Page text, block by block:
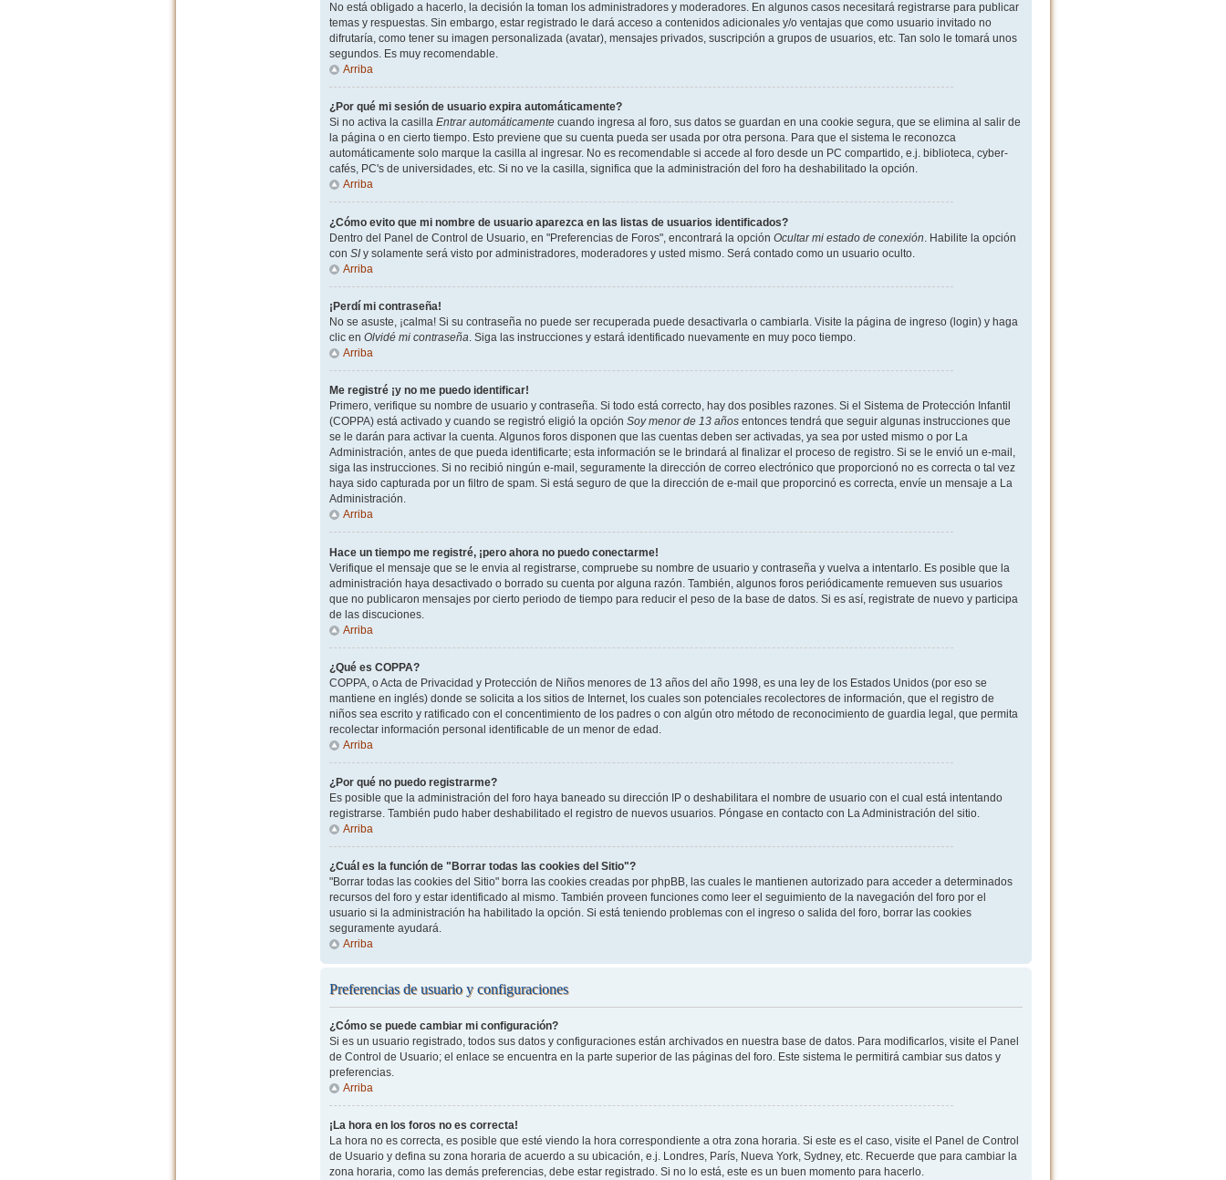
No está obligado a hacerlo, la decisión la toman los administradores y moderadores. En algunos casos necesitará registrarse para publicar
temas y respuestas. Sin embargo, estar registrado le dará acceso a contenidos adicionales y/o ventajas que como usuario invitado no
difrutaría, como tener su imagen personalizada (avatar), mensajes privados, suscripción a grupos de usuarios, etc. Tan solo le tomará unos
segundos. Es muy recomendable.
Arriba
¿Por qué mi sesión de usuario expira automáticamente?
Si no activa la casilla Entrar automáticamentecuando ingresa al foro, sus datos se guardan en una cookie segura, que se elimina al salir de
la página o en cierto tiempo. Esto previene que su cuenta pueda ser usada por otra persona. Para que el sistema le reconozca
automáticamente solo marque la casilla al ingresar. No es recomendable si accede al foro desde un PC compartido, e.j. biblioteca, cyber-
cafés, PC's de universidades, etc. Si no ve la casilla, significa que la administración del foro ha deshabilitado la opción.
Arriba
¿Cómo evito que mi nombre de usuario aparezca en las listas de usuarios identificados?
Dentro del Panel de Control de Usuario, en "Preferencias de Foros", encontrará la opción Ocultar mi estado de conexión . Habilite la opción
con SIy solamente será visto por administradores, moderadores y usted mismo. Será contado como un usuario oculto.
Arriba
¡Perdí mi contraseña!
No se asuste, ¡calma! Si su contraseña no puede ser recuperada puede desactivarla o cambiarla. Visite la página de ingreso (login) y haga
clic en Olvidé mi contraseña. Siga las instrucciones y estará identificado nuevamente en muy poco tiempo.
Arriba
Me registré ¡y no me puedo identificar!
Primero, verifique su nombre de usuario y contraseña. Si todo está correcto, hay dos posibles razones. Si el Sistema de Protección Infantil
(COPPA) está activado y cuando se registró eligió la opción Soy menor de 13 añosentonces tendrá que seguir algunas instrucciones que
se le darán para activar la cuenta. Algunos foros disponen que las cuentas deben ser activadas, ya sea por usted mismo o por La
Administración, antes de que pueda identificarte; esta información se le brindará al finalizar el proceso de registro. Si se le envió un e-mail,
siga las instrucciones. Si no recibió ningún e-mail, seguramente la dirección de correo electrónico que proporcionó no es correcta o tal vez
haya sido capturada por un filtro de spam. Si está seguro de que la dirección de e-mail que proporcinó es correcta, envíe un mensaje a La
Administración.
Arriba
Hace un tiempo me registré, ¡pero ahora no puedo conectarme!
Verifique el mensaje que se le envia al registrarse, compruebe su nombre de usuario y contraseña y vuelva a intentarlo. Es posible que la
administración haya desactivado o borrado su cuenta por alguna razón. También, algunos foros periódicamente remueven sus usuarios
que no publicaron mensajes por cierto periodo de tiempo para reducir el peso de la base de datos. Si es así, registrate de nuevo y participa
de las discuciones.
Arriba
¿Qué es COPPA?
COPPA, o Acta de Privacidad y Protección de Niños menores de 13 años del año 1998, es una ley de los Estados Unidos (por eso se
mantiene en inglés) donde se solicita a los sitios de Internet, los cuales son potenciales recolectores de información, que el registro de
niños sea escrito y ratificado con el concentimiento de los padres o con algún otro método de reconocimiento de guardia legal, que permita
recolectar información personal identificable de un menor de edad.
Arriba
¿Por qué no puedo registrarme?
Es posible que la administración del foro haya baneado su dirección IP o deshabilitara el nombre de usuario con el cual está intentando
registrarse. También pudo haber deshabilitado el registro de nuevos usuarios. Póngase en contacto con La Administración del sitio.
Arriba
¿Cuál es la función de "Borrar todas las cookies del Sitio"?
"Borrar todas las cookies del Sitio" borra las cookies creadas por phpBB, las cuales le mantienen autorizado para acceder a determinados
recursos del foro y estar identificado al mismo. También proveen funciones como leer el seguimiento de la navegación del foro por el
usuario si la administración ha habilitado la opción. Si está teniendo problemas con el ingreso o salida del foro, borrar las cookies
seguramente ayudará.
Arriba
Preferencias de usuario y configuraciones
¿Cómo se puede cambiar mi configuración?
Si es un usuario registrado, todos sus datos y configuraciones están archivados en nuestra base de datos. Para modificarlos, visite el Panel
de Control de Usuario; el enlace se encuentra en la parte superior de las páginas del foro. Este sistema le permitirá cambiar sus datos y
preferencias.
Arriba
¡La hora en los foros no es correcta!
La hora no es correcta, es posible que esté viendo la hora correspondiente a otra zona horaria. Si este es el caso, visite el Panel de Control
de Usuario y defina su zona horaria de acuerdo a su ubicación, e.j. Londres, París, Nueva York, Sydney, etc. Recuerde que para cambiar la
zona horaria, como las demás preferencias, debe estar registrado. Si no lo está, este es un buen momento para hacerlo.